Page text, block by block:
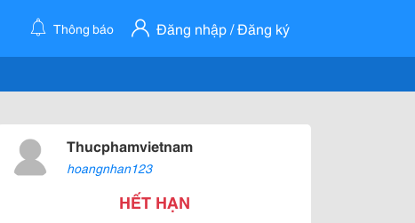
Thông báo Đăng nhập / Đăng ký
Thucphamvietnam
hoangnhan123
HẾT HẠN